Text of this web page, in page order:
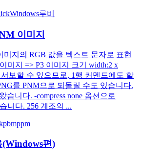
Windows루비
이미지
미지의 RGB 값을 텍스트 문자로 표현
미지 => P3 이미지 크기 width:2 x
서보할 수 있으므로, 1행 커멘드에도 할
를 PNM으로 되돌릴 수도 있습니다.
니다. -compress none 옵션으로
니다. 256 계조의 ...
pbmppm
편)